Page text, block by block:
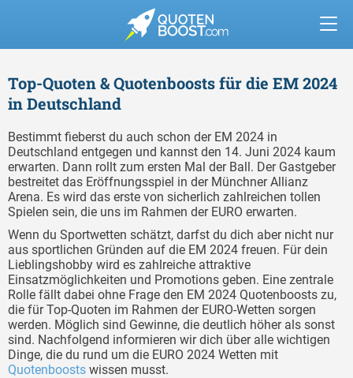
Top-Quoten & Quotenboosts für die EM 2024
in Deutschland
Bestimmt fieberst du auch schon der EM 2024 in
Deutschland entgegen und kannst den 14. Juni 2024 kaum
erwarten. Dann rollt zum ersten Mal der Ball. Der Gastgeber
bestreitet das Eröffnungsspiel in der Münchner Allianz
Arena. Es wird das erste von sicherlich zahlreichen tollen
Spielen sein, die uns im Rahmen der EURO erwarten.
Wenn du Sportwetten schätzt, darfst du dich aber nicht nur
aus sportlichen Gründen auf die EM 2024 freuen. Für dein
Lieblingshobby wird es zahlreiche attraktive
Einsatzmöglichkeiten und Promotions geben. Eine zentrale
Rolle fällt dabei ohne Frage den EM 2024 Quotenboosts zu,
die für Top-Quoten im Rahmen der EURO-Wetten sorgen
werden. Möglich sind Gewinne, die deutlich höher als sonst
sind. Nachfolgend informieren wir dich über alle wichtigen
Dinge, die du rund um die EURO 2024 Wetten mit
Quotenboosts wissen musst.